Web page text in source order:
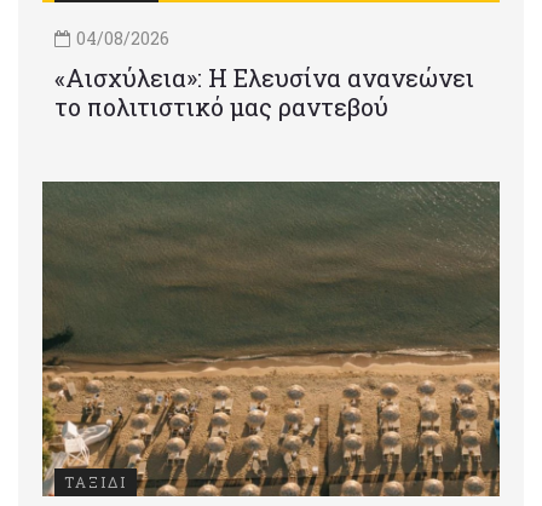
04/08/2026
«Αισχύλεια»: Η Ελευσίνα ανανεώνει
το πολιτιστικό μας ραντεβού
ΤΑΞΙΔΙ